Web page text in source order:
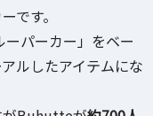
です。
パーカー」をベー
ルしたアイテムにな